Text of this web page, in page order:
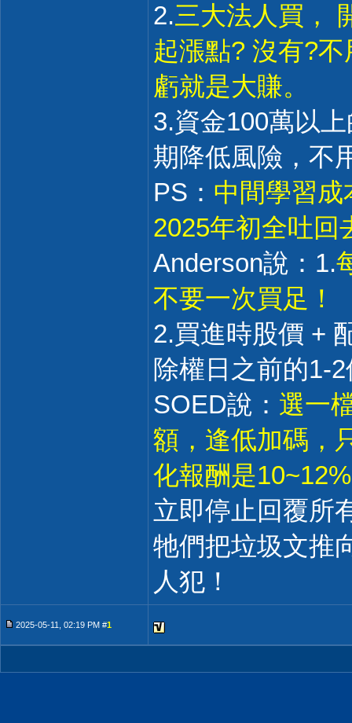
2.三大法人買，
起漲點? 沒有?
虧就是大賺。
3.資金100萬以
期降低風險，不
PS： 中間學習成
2025年初全吐回
Anderson說：1.
不要一次買足！
2.買進時股價 +
除權日之前的1-
SOED說： 選一
額，逢低加碼，
化報酬是
立即停止回覆所
牠們把垃圾文推
人犯！
2025-05-11, 02:19 PM #1